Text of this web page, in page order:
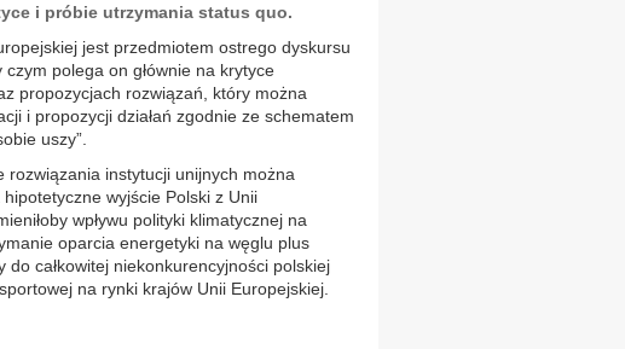
i próbie utrzymania status quo.
jest przedmiotem ostrego dyskursu
polega on głównie na krytyce
propozycjach rozwiązań, który można
i propozycji działań zgodnie ze schematem
uszy”.
rozwiązania instytucji unijnych można
wyjście Polski z Unii
wpływu polityki klimatycznej na
oparcia energetyki na węglu plus
całkowitej niekonkurencyjności polskiej
na rynki krajów Unii Europejskiej.